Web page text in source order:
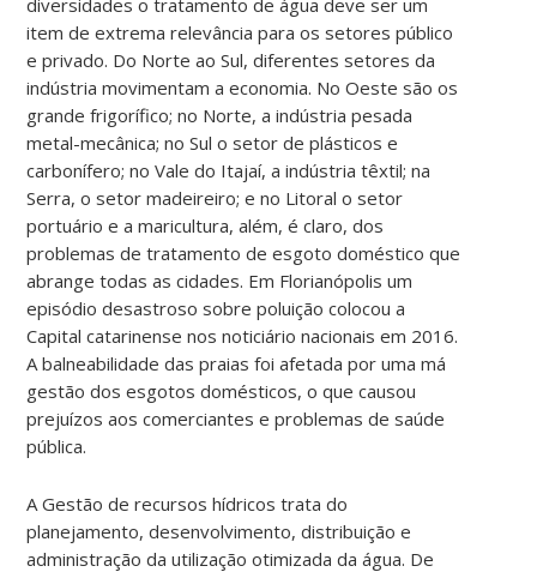
item de extrema relevância para os setores público
e privado. Do Norte ao Sul, diferentes setores da
indústria movimentam a economia. No Oeste são os
grande frigorífico; no Norte, a indústria pesada
metal-mecânica; no Sul o setor de plásticos e
carbonífero; no Vale do Itajaí, a indústria têxtil; na
Serra, o setor madeireiro; e no Litoral o setor
portuário e a maricultura, além, é claro, dos
problemas de tratamento de esgoto doméstico que
abrange todas as cidades. Em Florianópolis um
episódio desastroso sobre poluição colocou a
Capital catarinense nos noticiário nacionais em 2016.
A balneabilidade das praias foi afetada por uma má
gestão dos esgotos domésticos, o que causou
prejuízos aos comerciantes e problemas de saúde
pública.
A Gestão de recursos hídricos trata do
planejamento, desenvolvimento, distribuição e
administração da utilização otimizada da água. De